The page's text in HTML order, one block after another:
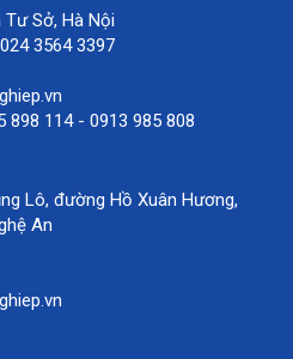
Sở, Hà Nội
3564 3397
898 114 - 0913 985 808
Lô, đường Hồ Xuân Hương,
An